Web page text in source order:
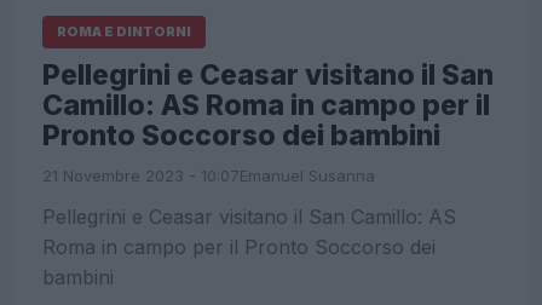
ROMA E DINTORNI
Pellegrini e Ceasar visitano il San
Camillo: AS Roma in campo per il
Pronto Soccorso dei bambini
21 Novembre 2023 - 10:07Emanuel Susanna
Pellegrini e Ceasar visitano il San Camillo: AS
Roma in campo per il Pronto Soccorso dei
bambini